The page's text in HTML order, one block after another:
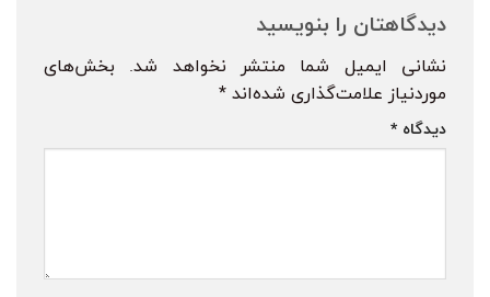
دیدگاهتان را بنویسید
نشانی ایمیل شما منتشر نخواهد شد.
بخش‌های
موردنیاز علامت‌گذاری شده‌اند *
دیدگاه *